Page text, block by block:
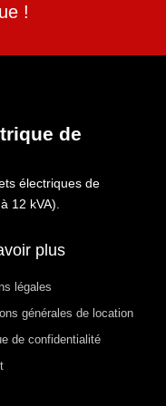
!
de
électriques de
12 kVA).
plus
légales
générales de location
de confidentialité